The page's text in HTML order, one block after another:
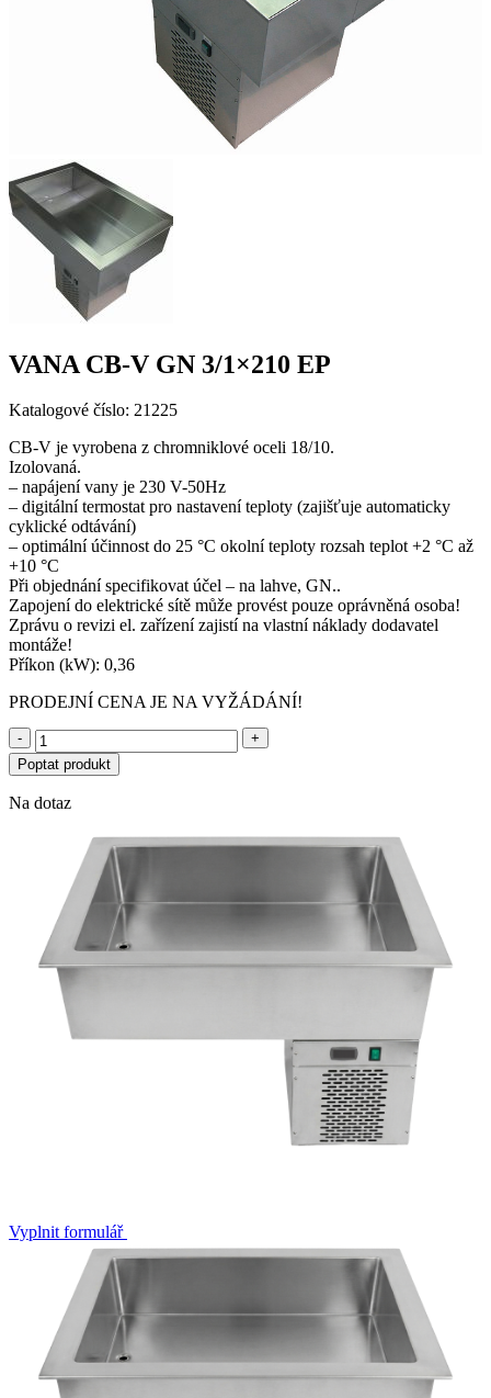
VANA CB-V GN 3/1×210 EP
Katalogové číslo: 21225
CB-V je vyrobena z chromniklové oceli 18/10.
Izolovaná.
– napájení vany je 230 V-50Hz
– digitální termostat pro nastavení teploty (zajišťuje automaticky
cyklické odtávání)
– optimální účinnost do 25 °C okolní teploty rozsah teplot +2 °C až
+10 °C
Při objednání specifikovat účel – na lahve, GN..
Zapojení do elektrické sítě může provést pouze oprávněná osoba!
Zprávu o revizi el. zařízení zajistí na vlastní náklady dodavatel
montáže!
Příkon (kW): 0,36
PRODEJNÍ CENA JE NA VYŽÁDÁNÍ!
-
+
Poptat produkt
Na dotaz
Vyplnit formulář